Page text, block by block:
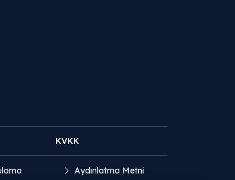
KVKK
Aydınlatma Metni